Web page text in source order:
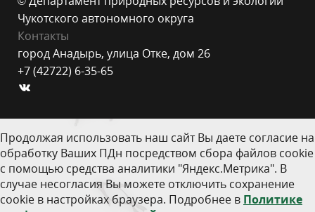
Чукотского автономного округа
Контакты
город Анадырь, улица Отке, дом 26
+7 (42722) 6-35-65
Продолжая использовать наш сайт Вы даете согласие на
обработку Ваших ПДн посредством сбора файлов cookie
с помощью средства аналитики "Яндекс.Метрика". В
случае несогласия Вы можете отключить сохранение
cookie в настройках браузера. Подробнее в Политике